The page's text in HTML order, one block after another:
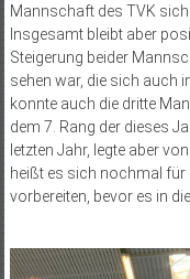
Mannschaft des TVK
Insgesamt bleibt aber
Steigerung beider
sehen war, die sich auch
konnte auch die dritte
dem 7. Rang der dieses
letzten Jahr, legte aber
heißt es sich nochmal für
vorbereiten, bevor es in